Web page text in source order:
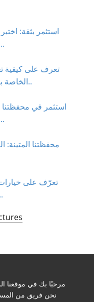
استثمر بثقة:
سوق الأسهم..
تعرف على كيفية
الخاصة بك مع محفظتنا المص..
استثمر في
سوق الأسهم..
محفظتنا المتينة:
تعرّف على
الأسهم معنا..
مرحبًا بك في موقعنا
نحن فريق من